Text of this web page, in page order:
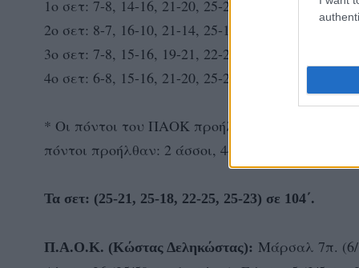
1ο σετ: 7-8, 14-16, 21-20, 25-21
2ο σετ: 8-7, 16-10, 21-14, 25-18
3ο σετ: 7-8, 15-16, 19-21, 22-25
4ο σετ: 6-8, 15-16, 21-20, 25-23
* Οι πόντοι του ΠΑΟΚ προήλθαν: 2 άσσοι, 55
πόντοι προήλθαν: 2 άσσοι, 44 επιθέσεις, 8
Τα σετ: (25-21, 25-18, 22-25, 25-23) σε 104΄.
Π.Α.Ο.Κ. (Κώστας Δεληκώστας): Μάρσαλ 7π. (6/